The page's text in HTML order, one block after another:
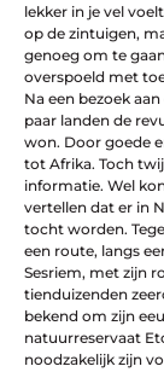
lekker in je vel
op de zintuigen,
genoeg om te
overspoeld met
Na een bezoek
paar landen de
won. Door goede
tot Afrika. Toch
informatie. Wel
vertellen dat er in
tocht worden.
een route, langs
Sesriem, met zijn
tienduizenden
bekend om zijn
natuurreservaat
noodzakelijk zijn